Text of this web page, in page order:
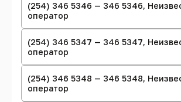
(254) 346 5346 — 346 5346,
оператор
(254) 346 5347 — 346 5347,
оператор
(254) 346 5348 — 346 5348,
оператор